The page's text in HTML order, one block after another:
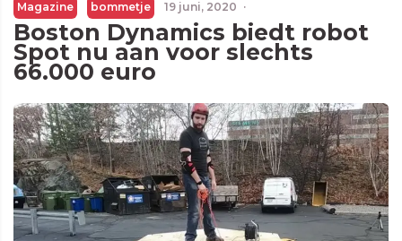
Magazine bommetje 19 juni, 2020 ·
Boston Dynamics biedt robot
Spot nu aan voor slechts
66.000 euro